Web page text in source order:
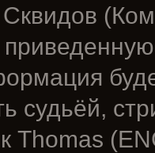
судьёй,
Thomas